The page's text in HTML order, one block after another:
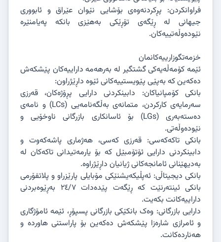
فراوانکردن: پڕکردنەوەی بۆشایی نێوان عێراق و ئابووری
جیهانی لە ڕێگەی تۆڕێکی بەهێزی بانکە پەیامنێرە
نێودەوڵەتییەکان.
خزمەتگوزارییەکانمان
ئێمە کۆمەڵەیەکی گشتگیر لە بەرهەمە داراییەکان پێشکەش
دەکەین کە بەپێی پێویستییەکانی ئێوە داڕێژراون:
بانکی کۆمپانیاکان: دابینکردنی دارایی پڕۆژەکان، قەرزی
سەرمایەی کارکردن، متمانەی بەڵگەنامەیی (LCs) و نامەی
دەستەبەری (LGs) بۆ ئاسانکاری بازرگانی ناوخۆیی و
نێودەوڵەتی.
بانکی تاکەکەسی: قەرزی کەسی، هەژماری پاشەکەوت و
دابینکردنی دارایی ئۆتۆمبێل کە بۆ یارمەتیدانی تاکەکان لە
بەدیهێنانی ئامانجەکانی ژیانیان داڕێژراوە.
بانکی دیجیتاڵی: ئەپڵیکەیشنێکی مۆبایلی پارێزراو و پلاتفۆرمی
بانکی ئینتەرنێت کە ڕێگەت پێدەدات ٢٤/٧ بەڕێوەبردنی
داراییەکانت بکەیت.
دارایی بازرگانی: وەک بانکێکی بازرگانی پسپۆڕ، ئێمە ئامۆژگاری
و ئامرازی شارەزا پێشکەش دەکەین بۆ پاراستنی هاوردە و
هەناردەکانت.